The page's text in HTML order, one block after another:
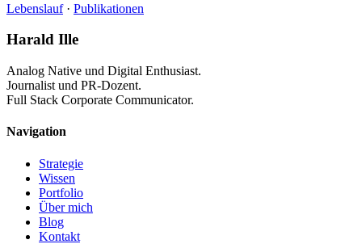
Lebenslauf· Publikationen
Harald Ille
Analog Native und Digital Enthusiast.
Journalist und PR-Dozent.
Full Stack Corporate Communicator.
Navigation
Strategie
Wissen
Portfolio
Über mich
Blog
Kontakt